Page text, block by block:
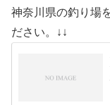
神奈川県の釣り場
ださい。↓↓